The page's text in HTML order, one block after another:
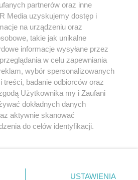
w serwisie nie może być powielany i
rozpowszechniany w jakikolwiek sposób (w
mechaniczny) na jakimkolwiek polu
formie, włącznie z umieszczaniem w
właściciela praw. Jakiekolwiek użycie lub
lub w części z naruszeniem prawa,
zabronione pod groźbą kary i może być
partnerów oraz inne
Media uzyskujemy dostęp i
na urządzeniu oraz
takie jak unikalne
informacje wysyłane przez
w celu zapewniania
wybór spersonalizowanych
treści, badanie odbiorców oraz
Użytkownika my i Zaufani
dokładnych danych
aktywnie skanować
do celów identyfikacji.
przycisk ustawień prywatności
USTAWIENIA